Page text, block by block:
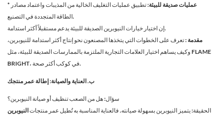
* عمليات صديقة للبيئة:تطبيق عمليات التغليف الخالية من المذيبات واعتماد مصادر
الطاقة المتجددة في التصنيع.
إن اختيار خيارات النيوبرين الصديقة للبيئة يدعم مستقبلاً أكثر استدامة.
مقدمة : تعرف على الخطوات التي يتخذها المصنعون نحو إنتاج أكثر استدامة للنيوبرين،
وكيف يساهم اختيار العلامات التجارية الملتزمة بالممارسات الصديقة للبيئة، مثل FLAME
BRIGHT، في كوكب أكثر صحة.
ب. العناية والصيانة: إطالة عمر منتجك
سؤال: هل من الصعب تنظيف أو صيانة النيوبرين؟
الحقيقة: يتميز النيوبرين بسهولة صيانته. فالعناية المناسبة به تُطيل عمر منتجاتالنيوبرين